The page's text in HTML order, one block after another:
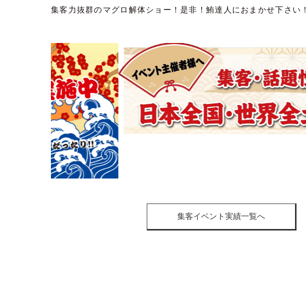
集客力抜群のマグロ解体ショー！是非！鮪達人におまかせ下さい！
集客イベント実績一覧へ